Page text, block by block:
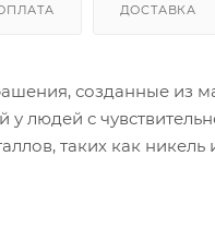
ДОСТАВКА
созданные из
у людей с
таких как